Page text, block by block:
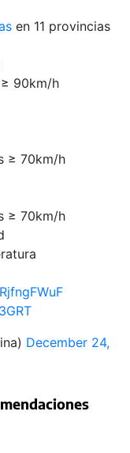
en 11 provincias
90km/h
≥ 70km/h
≥ 70km/h
December 24,